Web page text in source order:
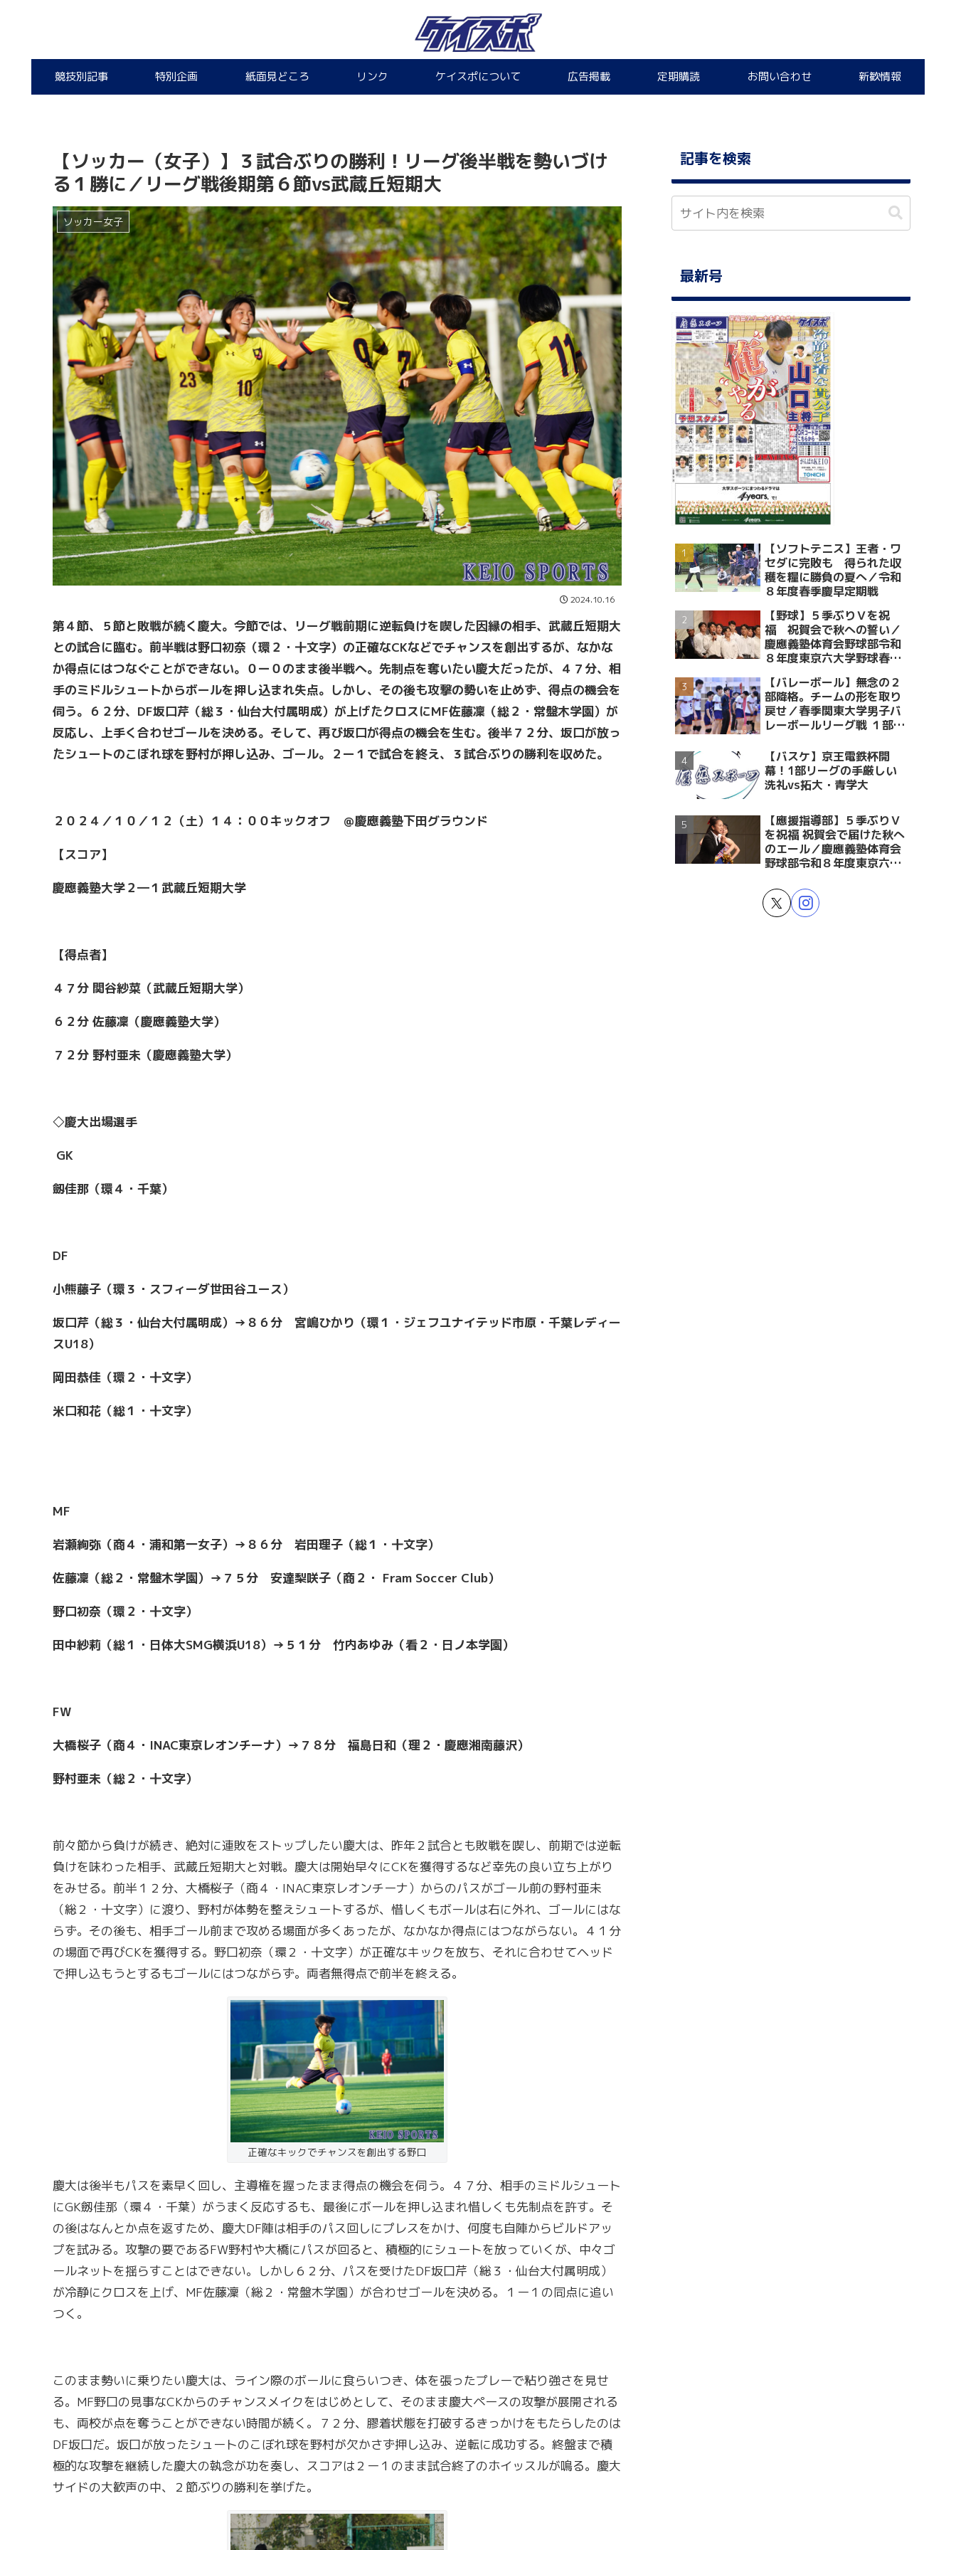
競技別記事 特別企画 紙面見どころ リンク ケイスポについて 広告掲載 定期購読 お問い合わせ 新歓情報
【ソッカー（女子）】３試合ぶりの勝利！リーグ後半戦を勢いづけ
る１勝に／リーグ戦後期第６節vs武蔵丘短期大
ソッカー女子
2024.10.16
第４節、５節と敗戦が続く慶大。今節では、リーグ戦前期に逆転負けを喫した因縁の相手、武蔵丘短期大
との試合に臨む。前半戦は野口初奈（環２・十文字）の正確なCKなどでチャンスを創出するが、なかな
か得点にはつなぐことができない。０ー０のまま後半戦へ。先制点を奪いたい慶大だったが、４７分、相
手のミドルシュートからボールを押し込まれ失点。しかし、その後も攻撃の勢いを止めず、得点の機会を
伺う。６２分、DF坂口芹（総３・仙台大付属明成）が上げたクロスにMF佐藤凜（総２・常盤木学園）が
反応し、上手く合わせゴールを決める。そして、再び坂口が得点の機会を生む。後半７２分、坂口が放っ
たシュートのこぼれ球を野村が押し込み、ゴール。２ー１で試合を終え、３試合ぶりの勝利を収めた。
２０２４／１０／１２（土）１４：００キックオフ ＠慶應義塾下田グラウンド
【スコア】
慶應義塾大学２―１武蔵丘短期大学
【得点者】
４７分 関谷紗菜（武蔵丘短期大学）
６２分 佐藤凜（慶應義塾大学）
７２分 野村亜未（慶應義塾大学）
◇慶大出場選手
GK
劔佳那（環４・千葉）
DF
小熊藤子（環３・スフィーダ世田谷ユース）
坂口芹（総３・仙台大付属明成）→８６分 宮嶋ひかり（環１・ ジェフユナイテッド市原・千葉レディー
スU18）
岡田恭佳（環２・十文字）
米口和花（総１・十文字）
MF
岩瀬絢弥（商４・浦和第一女子）→８６分 岩田理子（総１・十文字）
佐藤凜（総２・常盤木学園）→７５分 安達梨咲子（商２・ Fram Soccer Club）
野口初奈（環２・十文字）
田中紗莉（総１・日体大SMG横浜U18）→５１分 竹内あゆみ（看２・日ノ本学園）
FW
大橋桜子（商４・INAC東京レオンチーナ）→７８分 福島日和（理２・慶應湘南藤沢）
野村亜未（総２・十文字）
前々節から負けが続き、絶対に連敗をストップしたい慶大は、昨年２試合とも敗戦を喫し、前期では逆転
負けを味わった相手、武蔵丘短期大と対戦。慶大は開始早々にCKを獲得するなど幸先の良い立ち上がり
をみせる。前半１２分、大橋桜子（商４・INAC東京レオンチーナ）からのパスがゴール前の野村亜未
（総２・十文字）に渡り、野村が体勢を整えシュートするが、惜しくもボールは右に外れ、ゴールにはな
らず。その後も、相手ゴール前まで攻める場面が多くあったが、なかなか得点にはつながらない。４１分
の場面で再びCKを獲得する。野口初奈（環２・十文字）が正確なキックを放ち、それに合わせてヘッド
で押し込もうとするもゴールにはつながらず。両者無得点で前半を終える。
正確なキックでチャンスを創出する野口
慶大は後半もパスを素早く回し、主導権を握ったまま得点の機会を伺う。４７分、相手のミドルシュート
にGK劔佳那（環４・千葉）がうまく反応するも、最後にボールを押し込まれ惜しくも先制点を許す。そ
の後はなんとか点を返すため、慶大DF陣は相手のパス回しにプレスをかけ、何度も自陣からビルドアッ
プを試みる。 攻撃の要であるFW野村や大橋にパスが回ると、積極的にシュートを放っていくが、中々ゴ
ールネットを揺らすことはできない。しかし６２分、パスを受けたDF坂口芹（総３・仙台大付属明成）
が冷静にクロスを上げ、MF佐藤凜（総２・常盤木学園）が合わせゴールを決める。１ー１の同点に追い
つく。
このまま勢いに乗りたい慶大は、ライン際のボールに食らいつき、体を張ったプレーで粘り強さを見せ
る。MF野口の見事なCKからのチャンスメイクをはじめとして、そのまま慶大ペースの攻撃が展開される
も、両校が点を奪うことができない時間が続く。
７２分、膠着状態を打破するきっかけをもたらしたのは
DF坂口だ。坂口が放ったシュートのこぼれ球を野村が欠かさず押し込み、逆転に成功する。終盤まで積
極的な攻撃を継続した慶大の執念が功を奏し、スコアは２ー１のまま試合終了のホイッスルが鳴る。慶大
サイドの大歓声の中、２節ぶりの勝利を挙げた。
記事を検索
最新号
【ソフトテニス】王者・ワ
セダに完敗も 得られた収
穫を糧に勝負の夏へ／令和
８年度春季慶早定期戦
【野球】５季ぶりＶを祝
福 祝賀会で秋への誓い／
慶應義塾体育会野球部令和
８年度東京六大学野球春季
～
【バレーボール】無念の２
部降格。チームの形を取り
戻せ／春季関東大学男子バ
レーボールリーグ戦 １部・
【バスケ】京王電鉄杯開
幕！1部リーグの手厳しい
洗礼vs拓大・青学大
【應援指導部】５季ぶりＶ
を祝福 祝賀会で届けた秋へ
のエール／慶應義塾体育会
野球部令和８年度東京六大
賀会～後編～